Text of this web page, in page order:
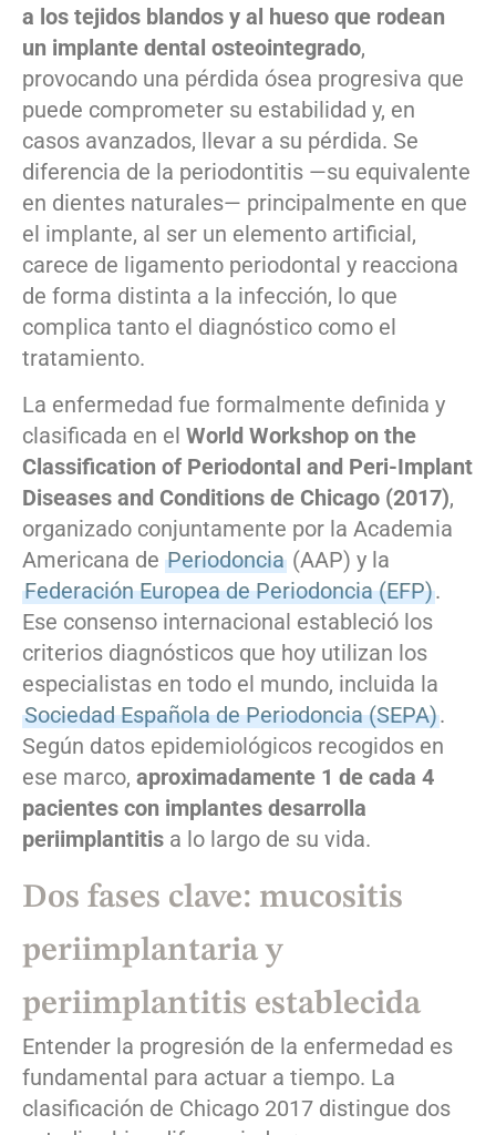
a los tejidos blandos y al hueso que rodean
un implante dental osteointegrado,
provocando una pérdida ósea progresiva que
puede comprometer su estabilidad y, en
casos avanzados, llevar a su pérdida. Se
diferencia de la periodontitis —su equivalente
en dientes naturales— principalmente en que
el implante, al ser un elemento artificial,
carece de ligamento periodontal y reacciona
de forma distinta a la infección, lo que
complica tanto el diagnóstico como el
tratamiento.
La enfermedad fue formalmente definida y
clasificada en el World Workshop on the
Classification of Periodontal and Peri-Implant
Diseases and Conditions de Chicago (2017),
organizado conjuntamente por la Academia
Americana de Periodoncia (AAP) y la
Federación Europea de Periodoncia (EFP).
Ese consenso internacional estableció los
criterios diagnósticos que hoy utilizan los
especialistas en todo el mundo, incluida la
Sociedad Española de Periodoncia (SEPA).
Según datos epidemiológicos recogidos en
ese marco, aproximadamente 1 de cada 4
pacientes con implantes desarrolla
periimplantitis a lo largo de su vida.
Dos fases clave: mucositis
periimplantaria y
periimplantitis establecida
Entender la progresión de la enfermedad es
fundamental para actuar a tiempo. La
clasificación de Chicago 2017 distingue dos